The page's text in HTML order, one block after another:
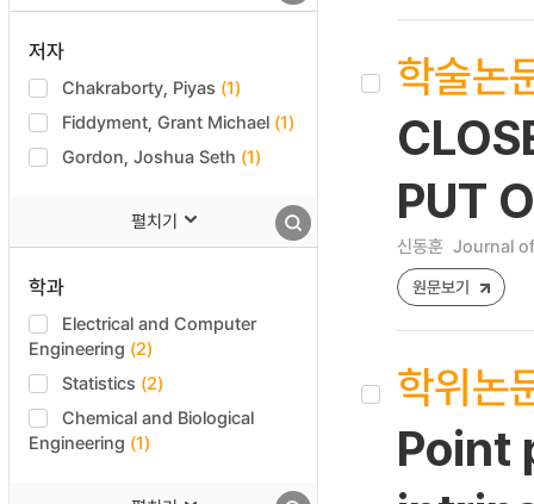
저자
Chakraborty, Piyas (1)
Fiddyment, Grant Michael (1)
Gordon, Joshua Seth (1)
펼치기
학과
Electrical and Computer
Engineering (2)
Statistics (2)
Chemical and Biological
Engineering (1)
학술논
PUT
신동훈 Journal
원문보기
학위논
Point